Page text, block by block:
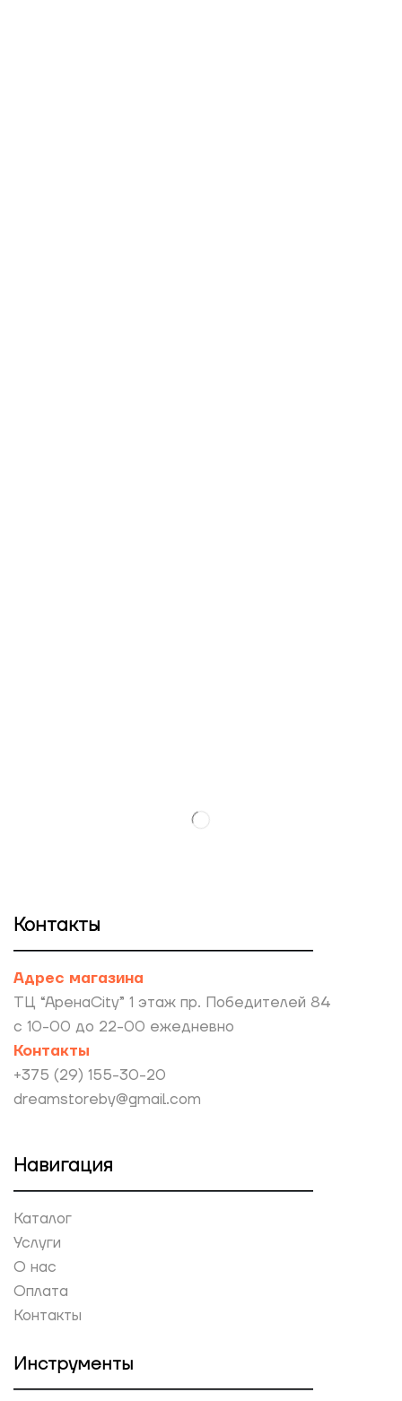
Контакты
Адрес магазина
ТЦ “АренаCity” 1 этаж пр. Победителей 84
с 10-00 до 22-00 ежедневно
Контакты
+375 (29) 155-30-20
dreamstoreby@gmail.com
Навигация
Каталог
Услуги
О нас
Оплата
Контакты
Инструменты